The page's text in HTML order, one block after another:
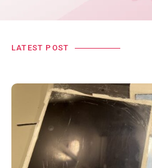
LATEST POST